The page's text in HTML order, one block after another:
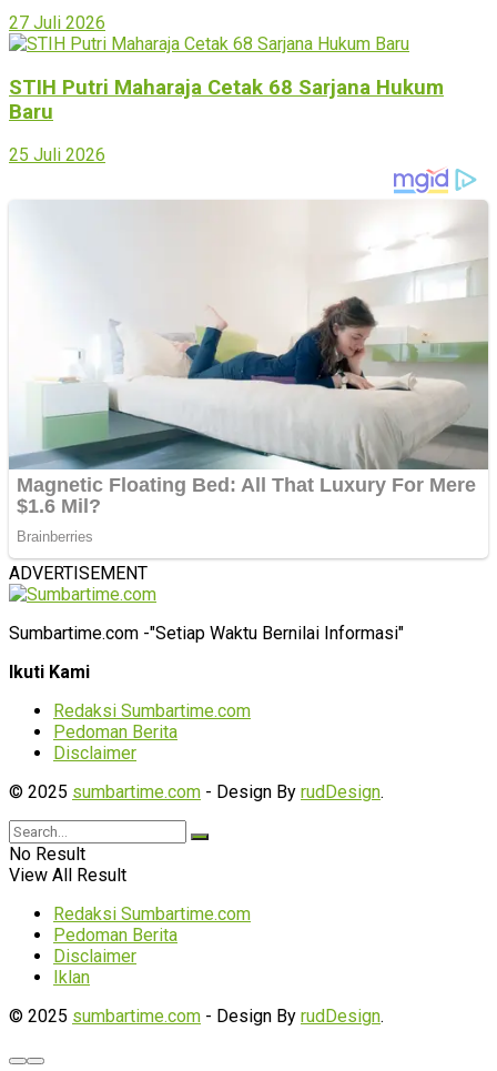
27 Juli 2026
STIH Putri Maharaja Cetak 68 Sarjana Hukum
Baru
25 Juli 2026
ADVERTISEMENT
Sumbartime.com -"Setiap Waktu Bernilai Informasi"
Ikuti Kami
Redaksi Sumbartime.com
Pedoman Berita
Disclaimer
© 2025 sumbartime.com - Design By rudDesign.
No Result
View All Result
Redaksi Sumbartime.com
Pedoman Berita
Disclaimer
Iklan
© 2025 sumbartime.com - Design By rudDesign.